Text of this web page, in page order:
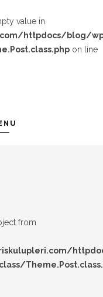
value in
httpdocs/blog/
on line
from